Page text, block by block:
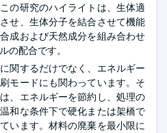
の研究のハイライトは、生体適
せ、生体分子を結合させて機能
成および天然成分を組み合わせ
の配合です。
関するだけでなく、エネルギー
モードにも関わっています。そ
、エネルギーを節約し、処理の
和な条件下で硬化または架橋で
います。材料の廃棄を最小限に